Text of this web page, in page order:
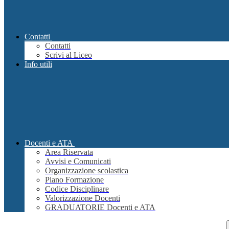
Contatti
Contatti
Scrivi al Liceo
Info utili
Docenti e ATA
Area Riservata
Avvisi e Comunicati
Organizzazione scolastica
Piano Formazione
Codice Disciplinare
Valorizzazione Docenti
GRADUATORIE Docenti e ATA